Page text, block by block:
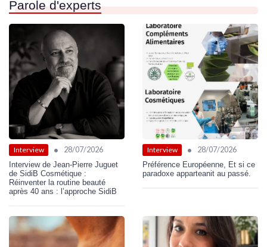
Parole d'experts
Interview • 28/07/2026
Interview de Jean-Pierre Juguet
de SidiB Cosmétique :
Réinventer la routine beauté
après 40 ans : l’approche SidiB
Interview • 28/07/2026
Préférence Européenne, Et si ce
paradoxe apparteanit au passé.